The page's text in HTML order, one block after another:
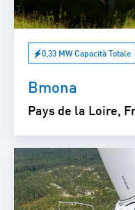
0,33 MW Capacità Totale
Bmona
Pays de la Loire,